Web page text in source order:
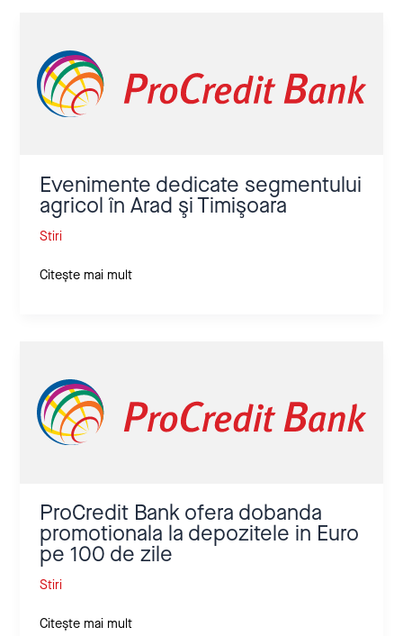
Evenimente dedicate segmentului
agricol în Arad şi Timişoara
Stiri
segmentului
agricol
în
Arad
Citește mai mult
ProCredit Bank ofera dobanda
promotionala la depozitele in Euro
pe 100 de zile
Stiri
ofera
dobanda
promotionala
Euro
pe
100
de
zile
Citește mai mult